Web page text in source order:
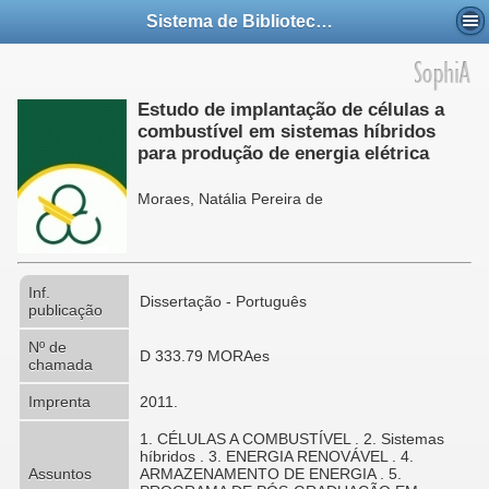
Sistema de Bibliotecas da UFABC
Estudo de implantação de células a
combustível em sistemas híbridos
para produção de energia elétrica
Moraes, Natália Pereira de
Inf.
publicação
Dissertação - Português
Nº de
chamada
D 333.79 MORAes
Imprenta 2011.
Assuntos
1. CÉLULAS A COMBUSTÍVEL . 2. Sistemas
híbridos . 3. ENERGIA RENOVÁVEL . 4.
ARMAZENAMENTO DE ENERGIA . 5.